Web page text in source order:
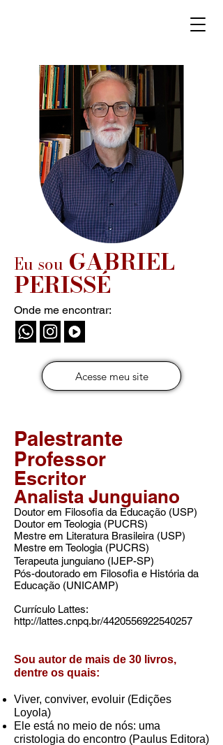
Eu sou GABRIEL
PERISSÉ
Onde me encontrar:
Acesse meu site
Palestrante
Professor
Escritor
Analista Junguiano
Doutor em Filosofia da Educação (USP)
Doutor em Teologia (PUCRS)
Mestre em Literatura Brasileira (USP)
Mestre em Teologia (PUCRS)
Terapeuta junguiano (IJEP-SP)
Pós-doutorado em Filosofia e História da
Educação (UNICAMP)​
Currículo Lattes:
http://lattes.cnpq.br/4420556922540257
Sou autor de mais de 30 livros,
dentre os quais:
Viver, conviver, evoluir (Edições
Loyola)
Ele está no meio de nós: uma
cristologia do encontro (Paulus Editora)